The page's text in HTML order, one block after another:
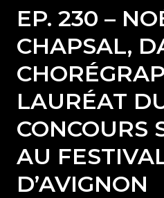
EP. 230 –
CHAPSAL,
LAURÉAT
CONCOURS
AU
D’AVIGNON